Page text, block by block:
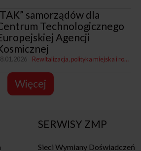
samorządów dla
Technologicznego
Agencji
Rewitalizacja, polityka miejska i rozwój
Więcej
SERWISY ZMP
Sieci Wymiany Doświadczeń